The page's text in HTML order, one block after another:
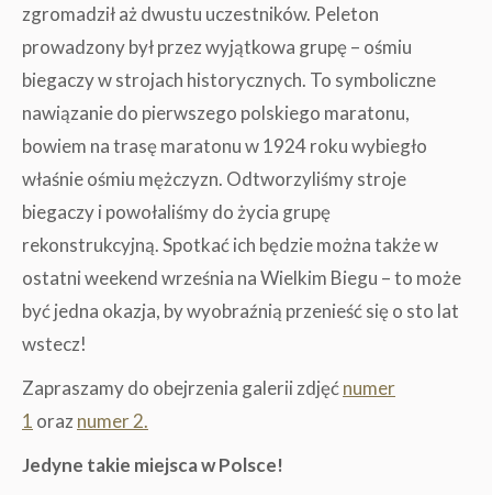
zgromadził aż dwustu uczestników. Peleton
prowadzony był przez wyjątkowa grupę – ośmiu
biegaczy w strojach historycznych. To symboliczne
nawiązanie do pierwszego polskiego maratonu,
bowiem na trasę maratonu w 1924 roku wybiegło
właśnie ośmiu mężczyzn. Odtworzyliśmy stroje
biegaczy i powołaliśmy do życia grupę
rekonstrukcyjną. Spotkać ich będzie można także w
ostatni weekend września na Wielkim Biegu – to może
być jedna okazja, by wyobraźnią przenieść się o sto lat
wstecz!
Zapraszamy do obejrzenia galerii zdjęćnumer
1 oraznumer 2.
Jedyne takie miejsca w Polsce!